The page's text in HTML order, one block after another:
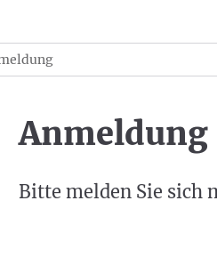
Anmeldung
Bitte melden Sie sich